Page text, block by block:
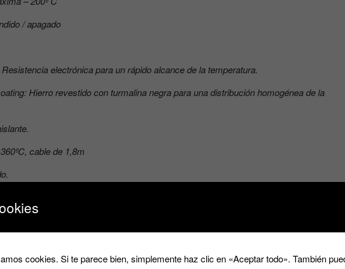
/ apagado
electrónica para un rápido alcance de la temperatura.
Hierro revestido con turmalina negra para una distribución homogénea de la
cable de 1,8m
~ 60/60Hz
cookies. Si te parece bien, simplemente haz clic en «Aceptar todo». También